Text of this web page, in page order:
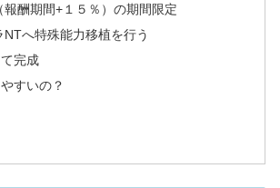
報酬期間+１５％）の期間限定
NTへ特殊能力移植を行う
完成
すいの？